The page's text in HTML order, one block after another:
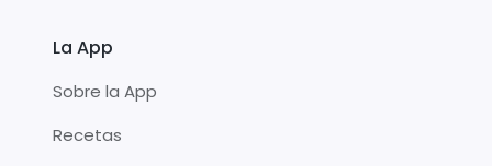
La App
Sobre la App
Recetas